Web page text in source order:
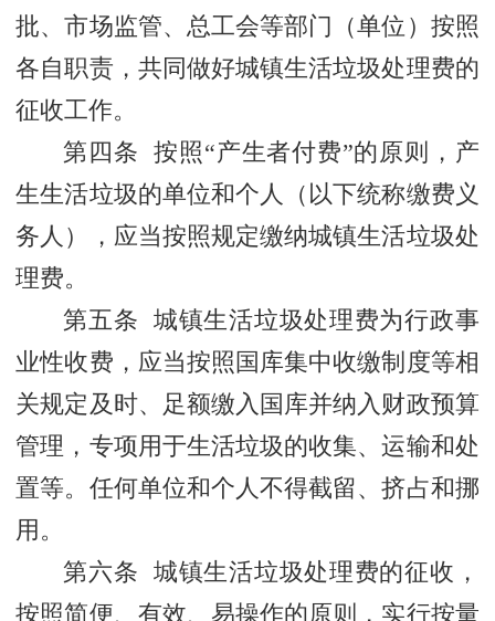
批、市场监管、总工会等部门（单位）按照
各自职责，共同做好城镇生活垃圾处理费的
征收工作。
第四条 按照“产生者付费”的原则，产
生生活垃圾的单位和个人（以下统称缴费义
务人），应当按照规定缴纳城镇生活垃圾处
理费。
第五条 城镇生活垃圾处理费为行政事
业性收费，应当按照国库集中收缴制度等相
关规定及时、足额缴入国库并纳入财政预算
管理，专项用于生活垃圾的收集、运输和处
置等。任何单位和个人不得截留、挤占和挪
用。
第六条 城镇生活垃圾处理费的征收，
按照简便、有效、易操作的原则，实行按量